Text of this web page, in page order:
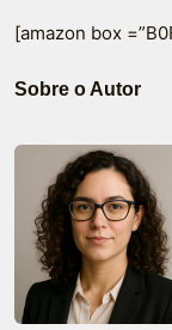
[amazon box
Sobre o Autor